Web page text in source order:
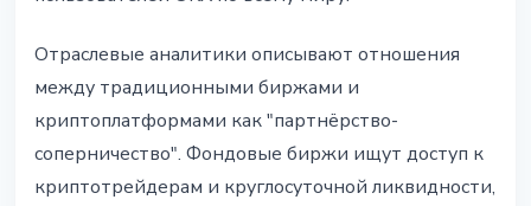
Отраслевые аналитики описывают отношения
между традиционными биржами и
криптоплатформами как "партнёрство-
соперничество". Фондовые биржи ищут доступ к
криптотрейдерам и круглосуточной ликвидности,